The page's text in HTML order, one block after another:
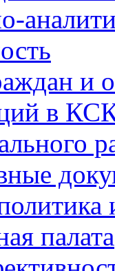
и
в
палата